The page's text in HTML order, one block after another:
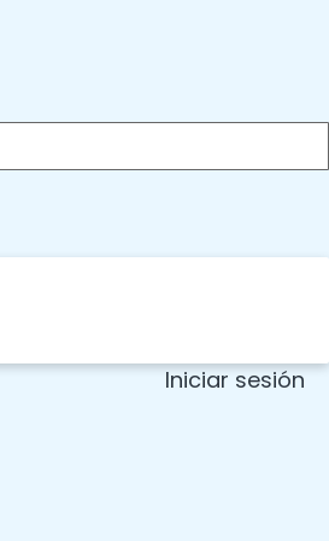
Iniciar sesión